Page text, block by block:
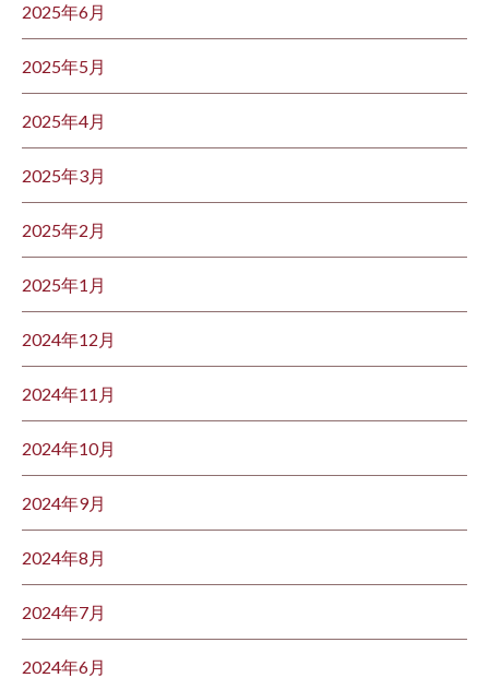
2025年6月
2025年5月
2025年4月
2025年3月
2025年2月
2025年1月
2024年12月
2024年11月
2024年10月
2024年9月
2024年8月
2024年7月
2024年6月